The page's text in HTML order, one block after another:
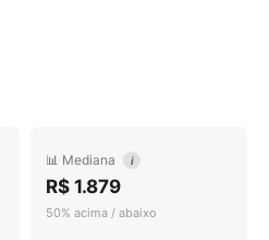
📊 Mediana i
R$ 1.879
50% acima / abaixo